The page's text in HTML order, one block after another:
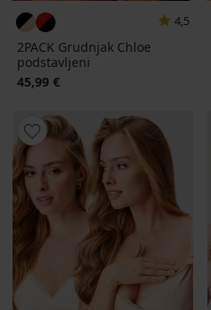
4,5
2PACK Grudnjak Chloe
podstavljeni
45,99 €